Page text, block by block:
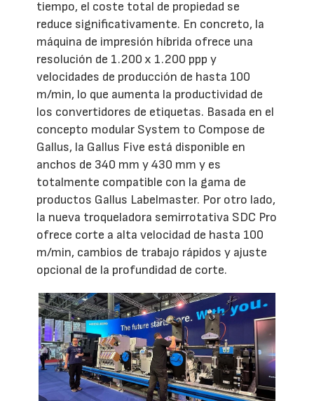
tiempo, el coste total de propiedad se
reduce significativamente. En concreto, la
máquina de impresión híbrida ofrece una
resolución de 1.200 x 1.200 ppp y
velocidades de producción de hasta 100
m/min, lo que aumenta la productividad de
los convertidores de etiquetas. Basada en el
concepto modular System to Compose de
Gallus, la Gallus Five está disponible en
anchos de 340 mm y 430 mm y es
totalmente compatible con la gama de
productos Gallus Labelmaster. Por otro lado,
la nueva troqueladora semirrotativa SDC Pro
ofrece corte a alta velocidad de hasta 100
m/min, cambios de trabajo rápidos y ajuste
opcional de la profundidad de corte.